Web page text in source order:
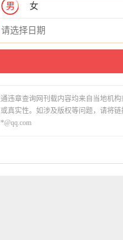
男 女
违章查询网刊载内容均来自当地机
真实性。如涉及版权等问题，请将